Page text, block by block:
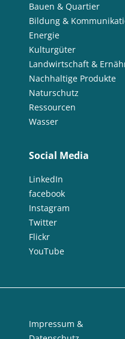
Bauen & Quartier
Bildung &
Energie
Kulturgüter
Landwirtschaft &
Nachhaltige Produkte
Naturschutz
Ressourcen
Wasser
Social Media
LinkedIn
facebook
Instagram
Twitter
Flickr
YouTube
Impressum &